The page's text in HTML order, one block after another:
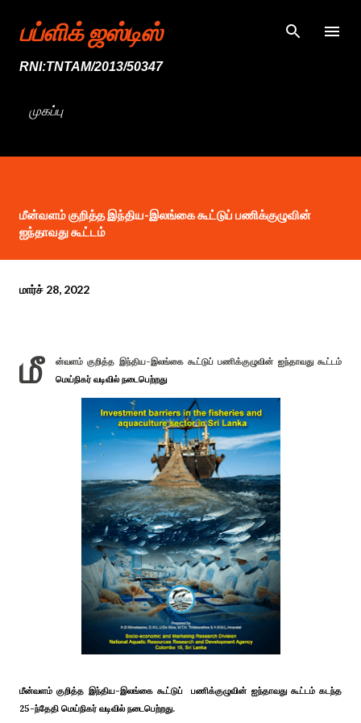
முதன்மை உள்ளடக்கத்திற்குச் செல்
பப்ளிக் ஜஸ்டிஸ்
RNI:TNTAM/2013/50347
முகப்பு
மீன்வளம் குறித்த இந்திய-இலங்கை கூட்டுப் பணிக்குழுவின்
ஐந்தாவது கூட்டம்
மார்ச் 28, 2022
மீ
ன்வளம் குறித்த இந்திய-இலங்கை கூட்டுப் பணிக்குழுவின் ஐந்தாவது கூட்டம்
மெய்நிகர் வடிவில் நடைபெற்றது
மீன்வளம் குறித்த இந்திய-இலங்கை கூட்டுப் பணிக்குழுவின் ஐந்தாவது கூட்டம் கடந்த
25-ந்தேதி மெய்நிகர் வடிவில் நடைபெற்றது.